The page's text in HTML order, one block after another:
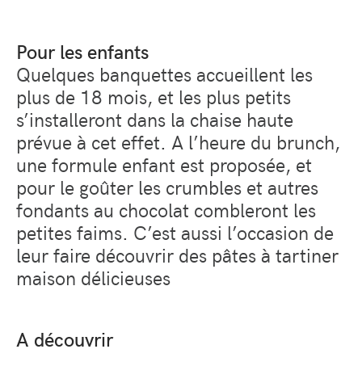
Pour les enfants
Quelques banquettes accueillent les
plus de 18 mois, et les plus petits
s’installeront dans la chaise haute
prévue à cet effet. A l’heure du brunch,
une formule enfant est proposée, et
pour le goûter les crumbles et autres
fondants au chocolat combleront les
petites faims. C’est aussi l’occasion de
leur faire découvrir des pâtes à tartiner
maison délicieuses
A découvrir